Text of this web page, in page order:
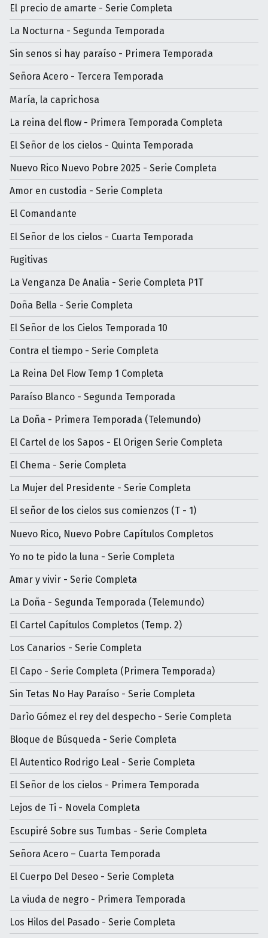
El precio de amarte - Serie Completa
La Nocturna - Segunda Temporada
Sin senos si hay paraíso - Primera Temporada
Señora Acero - Tercera Temporada
María, la caprichosa
La reina del flow - Primera Temporada Completa
El Señor de los cielos - Quinta Temporada
Nuevo Rico Nuevo Pobre 2025 - Serie Completa
Amor en custodia - Serie Completa
El Comandante
El Señor de los cielos - Cuarta Temporada
Fugitivas
La Venganza De Analia - Serie Completa P1T
Doña Bella - Serie Completa
El Señor de los Cielos Temporada 10
Contra el tiempo - Serie Completa
La Reina Del Flow Temp 1 Completa
Paraíso Blanco - Segunda Temporada
La Doña - Primera Temporada (Telemundo)
El Cartel de los Sapos - El Origen Serie Completa
El Chema - Serie Completa
La Mujer del Presidente - Serie Completa
El señor de los cielos sus comienzos (T - 1)
Nuevo Rico, Nuevo Pobre Capítulos Completos
Yo no te pido la luna - Serie Completa
Amar y vivir - Serie Completa
La Doña - Segunda Temporada (Telemundo)
El Cartel Capítulos Completos (Temp. 2)
Los Canarios - Serie Completa
El Capo - Serie Completa (Primera Temporada)
Sin Tetas No Hay Paraíso - Serie Completa
Darìo Gómez el rey del despecho - Serie Completa
Bloque de Búsqueda - Serie Completa
El Autentico Rodrigo Leal - Serie Completa
El Señor de los cielos - Primera Temporada
Lejos de Ti - Novela Completa
Escupiré Sobre sus Tumbas - Serie Completa
Señora Acero – Cuarta Temporada
El Cuerpo Del Deseo - Serie Completa
La viuda de negro - Primera Temporada
Los Hilos del Pasado - Serie Completa